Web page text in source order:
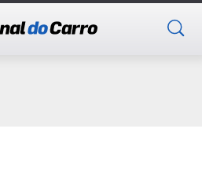
Publicidade